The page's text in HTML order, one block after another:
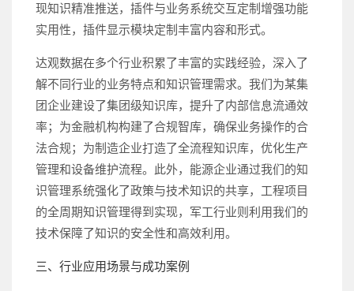
现知识精准推送，插件与业务系统交互定制增强功能
实用性，插件显示模块定制丰富内容和形式。
达观数据在多个行业积累了丰富的实践经验，深入了
解不同行业的业务特点和知识管理需求。我们为某集
团企业建设了集团级知识库，提升了内部信息流通效
率；为金融机构构建了合规智库，确保业务操作的合
法合规；为制造企业打造了全流程知识库，优化生产
管理和设备维护流程。此外，能源企业通过我们的知
识管理系统强化了政策与技术知识的共享，工程项目
的全周期知识管理得到实现，军工行业则利用我们的
技术保障了知识的安全性和高效利用。
三、行业应用场景与成功案例